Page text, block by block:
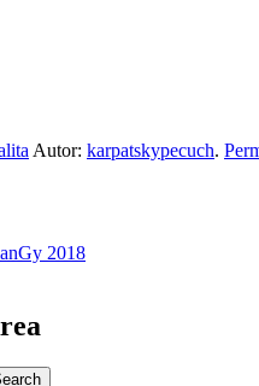
Autor: karpatskypecuch.
2018